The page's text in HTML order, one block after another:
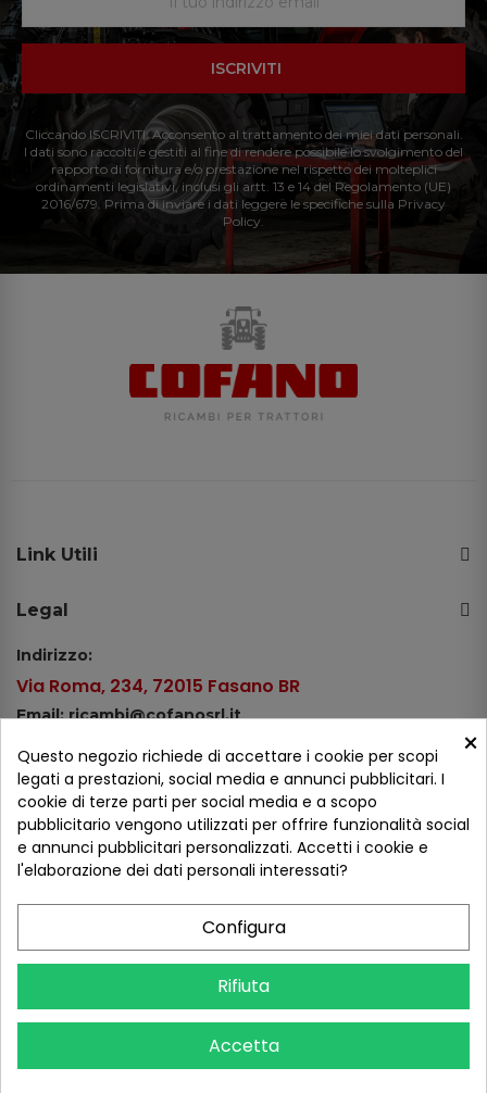
ISCRIVITI
Cliccando ISCRIVITI: Acconsento al trattamento dei miei dati personali.
I dati sono raccolti e gestiti al fine di rendere possibile lo svolgimento del
rapporto di fornitura e/o prestazione nel rispetto dei molteplici
ordinamenti legislativi, inclusi gli artt. 13 e 14 del Regolamento (UE)
2016/679. Prima di inviare i dati leggere le specifiche sulla Privacy
Policy.
Link Utili
Legal
Indirizzo:
Via Roma, 234, 72015 Fasano BR
Email: ricambi@cofanosrl.it
Tel.: +39 080 44 13 478
WhatsApp: +39 334 98 51 100
Metodi di pagamento
×
Questo negozio richiede di accettare i cookie per scopi
legati a prestazioni, social media e annunci pubblicitari. I
cookie di terze parti per social media e a scopo
pubblicitario vengono utilizzati per offrire funzionalità social
e annunci pubblicitari personalizzati. Accetti i cookie e
l'elaborazione dei dati personali interessati?
Configura
Rifiuta
Accetta